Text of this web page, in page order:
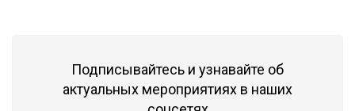
Подписывайтесь и узнавайте об
актуальных мероприятиях в наших